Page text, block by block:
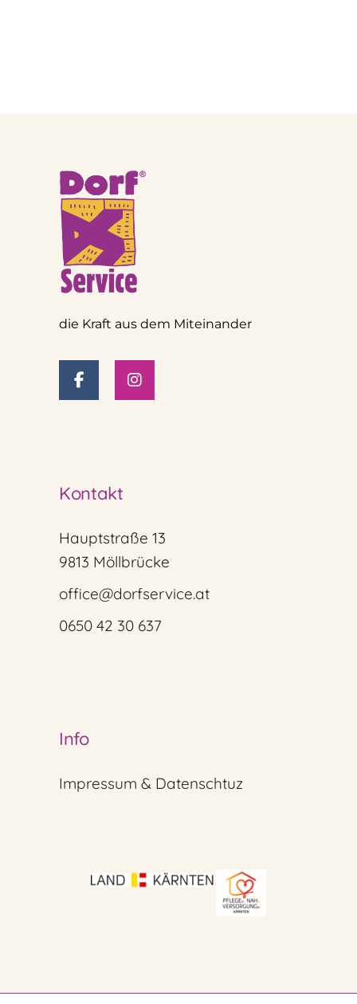
die Kraft aus dem Miteinander
Kontakt
Hauptstraße 13
9813 Möllbrücke
office@dorfservice.at
0650 42 30 637
Info
Impressum & Datenschtuz